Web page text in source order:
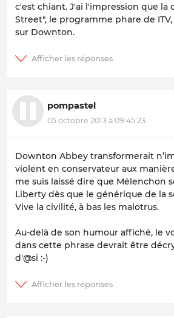
c'est chiant. J'ai l'impression que la
Street", le programme phare de
sur Downton.
pompastel
05 octobre 2013 à 09:45:23
Downton Abbey transformerait
violent en conservateur aux
me suis laissé dire que Mélenchon
Liberty dès que le générique de la
Vive la civilité, à bas les malotrus.
Au-delà de son humour affiché, le
dans cette phrase devrait être
d'@si :-)